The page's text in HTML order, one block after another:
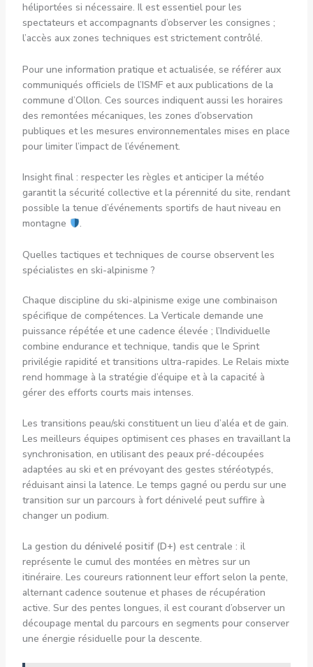
héliportées si nécessaire. Il est essentiel pour les
spectateurs et accompagnants d’observer les consignes ;
l’accès aux zones techniques est strictement contrôlé.
Pour une information pratique et actualisée, se référer aux
communiqués officiels de l’ISMF et aux publications de la
commune d’Ollon. Ces sources indiquent aussi les horaires
des remontées mécaniques, les zones d’observation
publiques et les mesures environnementales mises en place
pour limiter l’impact de l’événement.
Insight final : respecter les règles et anticiper la météo
garantit la sécurité collective et la pérennité du site, rendant
possible la tenue d’événements sportifs de haut niveau en
montagne
.
Quelles tactiques et techniques de course observent les
spécialistes en ski-alpinisme ?
Chaque discipline du ski-alpinisme exige une combinaison
spécifique de compétences. La Verticale demande une
puissance répétée et une cadence élevée ; l’Individuelle
combine endurance et technique, tandis que le Sprint
privilégie rapidité et transitions ultra-rapides. Le Relais mixte
rend hommage à la stratégie d’équipe et à la capacité à
gérer des efforts courts mais intenses.
Les transitions peau/ski constituent un lieu d’aléa et de gain.
Les meilleurs équipes optimisent ces phases en travaillant la
synchronisation, en utilisant des peaux pré-découpées
adaptées au ski et en prévoyant des gestes stéréotypés,
réduisant ainsi la latence. Le temps gagné ou perdu sur une
transition sur un parcours à fort dénivelé peut suffire à
changer un podium.
La gestion du dénivelé positif (D+) est centrale : il
représente le cumul des montées en mètres sur un
itinéraire. Les coureurs rationnent leur effort selon la pente,
alternant cadence soutenue et phases de récupération
active. Sur des pentes longues, il est courant d’observer un
découpage mental du parcours en segments pour conserver
une énergie résiduelle pour la descente.